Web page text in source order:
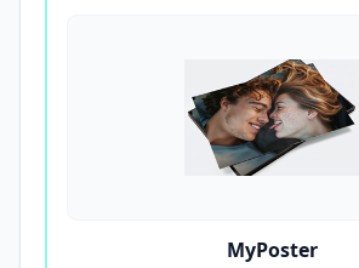
MyPoster